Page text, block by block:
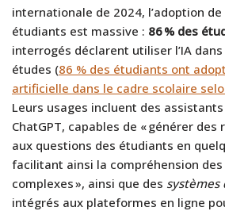
internationale de 2024, l’adoption
étudiants est massive : 86 % des
interrogés déclarent utiliser l’IA
études (86 % des étudiants ont
artificielle dans le cadre scolaire
Leurs usages incluent des
ChatGPT, capables de « générer des
aux questions des étudiants en
facilitant ainsi la compréhension
complexes », ainsi que des systèmes
intégrés aux plateformes en ligne